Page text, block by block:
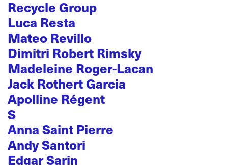
Recycle Group
Luca Resta
Mateo Revillo
Dimitri Robert Rimsky
Madeleine Roger-Lacan
Jack Rothert Garcia
Apolline Régent
S
Anna Saint Pierre
Andy Santori
Edgar Sarin